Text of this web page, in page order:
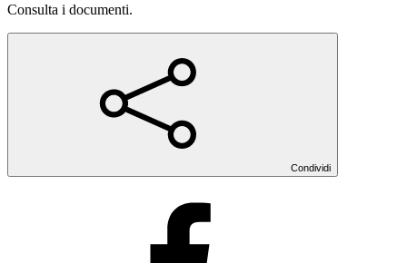
Consulta i documenti.
Condividi